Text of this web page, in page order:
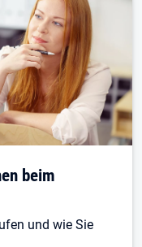
beim
und wie Sie